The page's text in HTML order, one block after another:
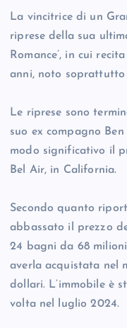
La vincitrice di un
riprese della sua
Romance’, in cui
anni, noto soprattutto
Le riprese sono
suo ex compagno
modo significativo il
Bel Air, in California.
Secondo quanto
abbassato il prezzo
24 bagni da 68
averla acquistata nel
dollari. L’immobile è
volta nel luglio 2024.